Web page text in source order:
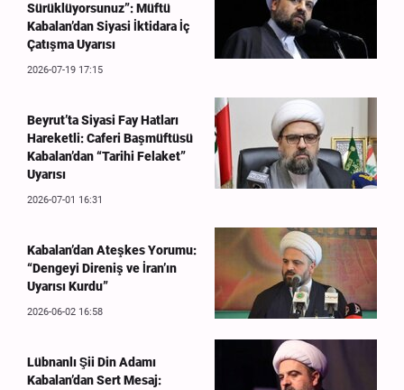
Sürüklüyorsunuz”: Müftü
Kabalan’dan Siyasi İktidara İç
Çatışma Uyarısı
2026-07-19 17:15
Beyrut’ta Siyasi Fay Hatları
Hareketli: Caferi Başmüftüsü
Kabalan’dan “Tarihi Felaket”
Uyarısı
2026-07-01 16:31
Kabalan’dan Ateşkes Yorumu:
“Dengeyi Direniş ve İran’ın
Uyarısı Kurdu”
2026-06-02 16:58
Lübnanlı Şii Din Adamı
Kabalan’dan Sert Mesaj: